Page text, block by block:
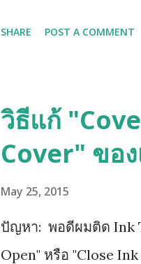
SHARE POST A COMMENT
วิธีแก้
Cover" ขอ
May 25, 2015
ปัญหา: พอดีผมติด Ink
Open" หรือ "Close